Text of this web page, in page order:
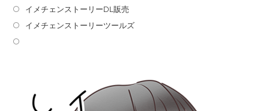
イメチェンストーリーDL販売
イメチェンストーリーツールズ